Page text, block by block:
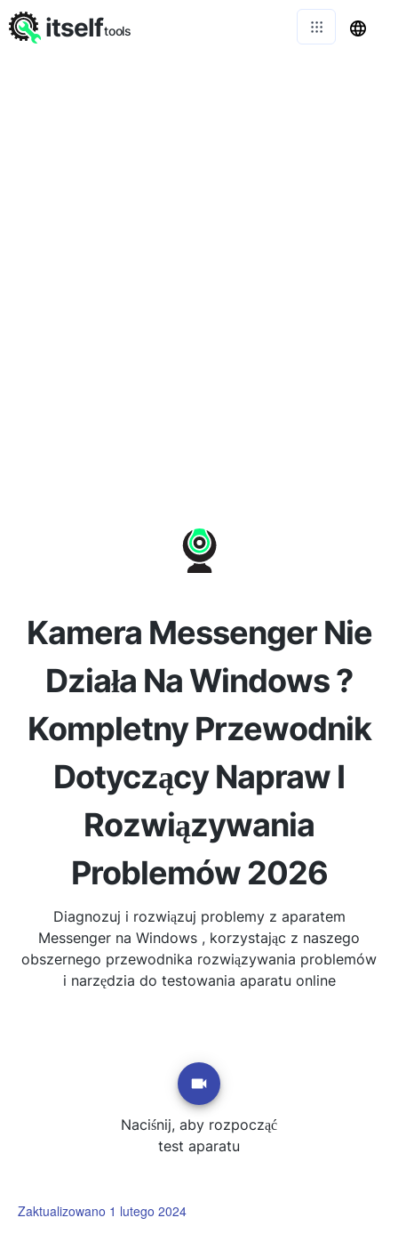
Kamera Messenger Nie
Działa Na Windows ?
Kompletny Przewodnik
Dotyczący Napraw I
Rozwiązywania
Problemów 2026
Diagnozuj i rozwiązuj problemy z aparatem
Messenger na Windows , korzystając z naszego
obszernego przewodnika rozwiązywania problemów
i narzędzia do testowania aparatu online
Naciśnij, aby rozpocząć
test aparatu
Zaktualizowano 1 lutego 2024
itselftools